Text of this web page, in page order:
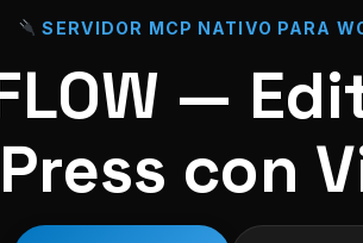
SERVIDOR MCP NATIVO PARA
—
con